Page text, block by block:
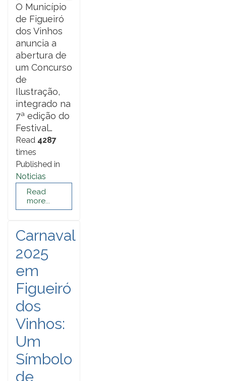
O Município
de Figueiró
dos Vinhos
anuncia a
abertura de
um Concurso
de
Ilustração,
integrado na
7ª edição do
Festival…
Read 4287
times
Published in
Noticias
Read
more...
Carnaval
2025
em
Figueiró
dos
Vinhos:
Um
Símbolo
de